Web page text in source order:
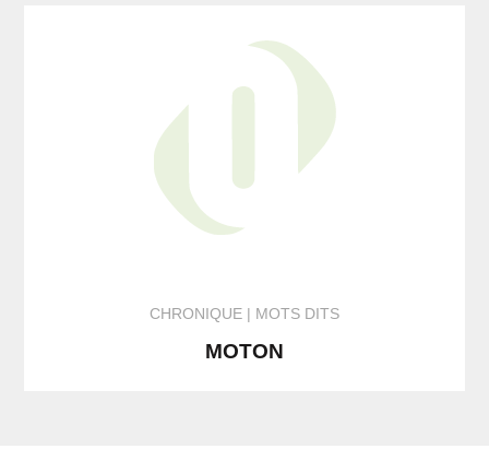
CHRONIQUE MOTS DITS
MOTON